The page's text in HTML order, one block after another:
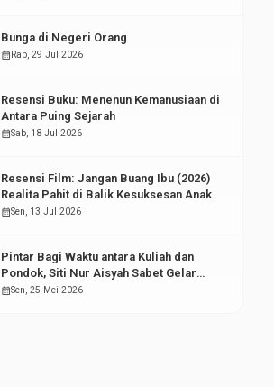
Bunga di Negeri Orang
calendar_monthRab, 29 Jul 2026
Resensi Buku: Menenun Kemanusiaan di
Antara Puing Sejarah
calendar_monthSab, 18 Jul 2026
Resensi Film: Jangan Buang Ibu (2026)
Realita Pahit di Balik Kesuksesan Anak
calendar_monthSen, 13 Jul 2026
Pintar Bagi Waktu antara Kuliah dan
Pondok, Siti Nur Aisyah Sabet Gelar
Wisudawan Terbaik
calendar_monthSen, 25 Mei 2026